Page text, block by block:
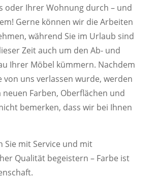
oder Ihrer Wohnung durch – und
Gerne können wir die Arbeiten
während Sie im Urlaub sind
Zeit auch um den Ab- und
Ihrer Möbel kümmern. Nachdem
von uns verlassen wurde, werden
neuen Farben, Oberflächen und
bemerken, dass wir bei Ihnen
Sie mit Service und mit
Qualität begeistern – Farbe ist